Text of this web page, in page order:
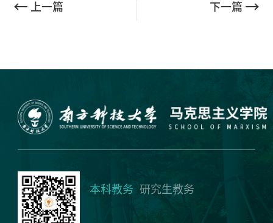
上一篇 下一篇
本科教务 研究生教务